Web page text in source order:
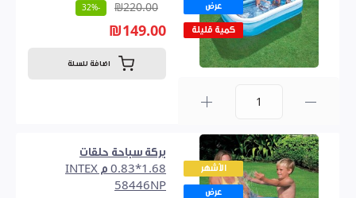
عرض
كمية قليلة
₪220.00
-32%
₪149.00
اضافة للسلة
الأشهر
عرض
بركة سباحة حلقات
1.68*0.83 م INTEX
58446NP